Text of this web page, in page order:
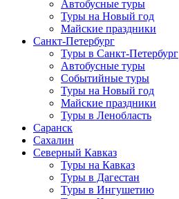
Автобусные туры
Туры на Новый год
Майские праздники
Санкт-Петербург
Туры в Санкт-Петербург
Автобусные туры
Событийные туры
Туры на Новый год
Майские праздники
Туры в Ленобласть
Саранск
Сахалин
Северный Кавказ
Туры на Кавказ
Туры в Дагестан
Туры в Ингушетию